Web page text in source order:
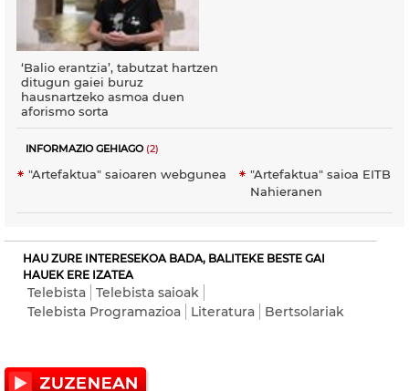
‘Balio erantzia’, tabutzat hartzen
ditugun gaiei buruz
hausnartzeko asmoa duen
aforismo sorta
INFORMAZIO GEHIAGO(2)
"Artefaktua" saioaren webgunea
"Artefaktua" saioa EITB
Nahieranen
HAU ZURE INTERESEKOA BADA, BALITEKE BESTE GAI
HAUEK ERE IZATEA
Telebista
Telebista saioak
Telebista Programazioa
Literatura Bertsolariak